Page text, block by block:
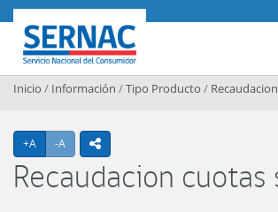
Contenido principal
SERNAC
Inicio / Información /Tipo Producto /
+A Agrandar texto
-A Achicar textoicono compartir
Recaudacion cuotas